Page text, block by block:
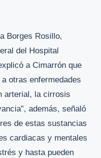
Borges Rosillo,
del Hospital
a Cimarrón que
otras enfermedades
arterial, la cirrosis
además, señaló
de estas sustancias
cardiacas y mentales
y hasta pueden